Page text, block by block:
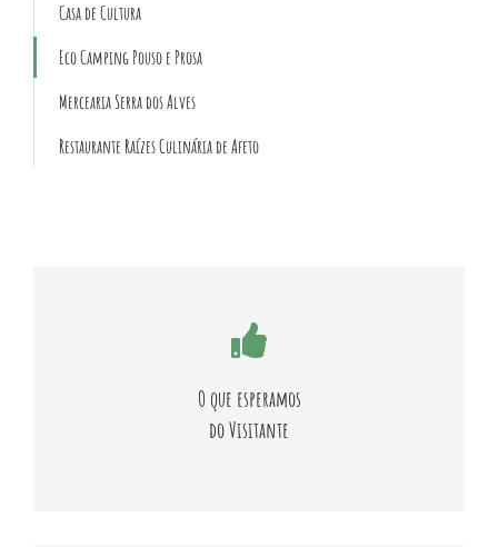
Casa de Cultura
Eco Camping Pouso e Prosa
Mercearia Serra dos Alves
Restaurante Raízes Culinária de Afeto
O que esperamos
do Visitante
A cooperação e os bons hábitos geram ambiente limpo e
SAIBA MAIS